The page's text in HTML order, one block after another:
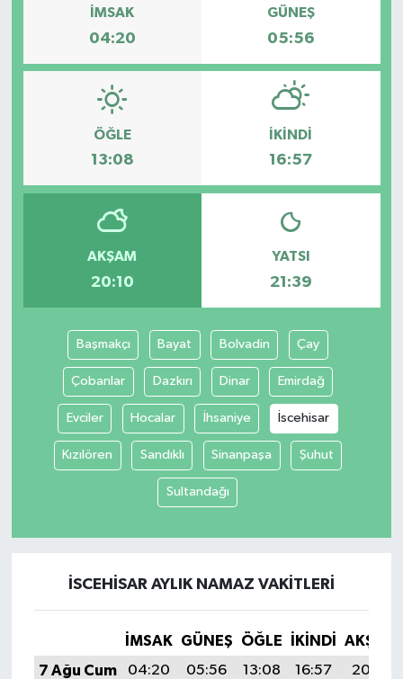
İMSAK
04:20
GÜNEŞ
05:56
ÖĞLE
13:08
İKINDI
16:57
AKŞAM
20:10
YATSI
21:39
Başmakçı Bayat Bolvadin Çay
Çobanlar Dazkırı Dinar Emirdağ
Evciler Hocalar İhsaniye İscehisar
Kızılören Sandıklı Sinanpaşa Şuhut
Sultandağı
İSCEHISAR AYLIK NAMAZ VAKITLERI
İMSAK GÜNEŞ ÖĞLE İKINDI
AKŞAM
7 Ağu Cum
04:20 05:56 13:08 16:57
20:10